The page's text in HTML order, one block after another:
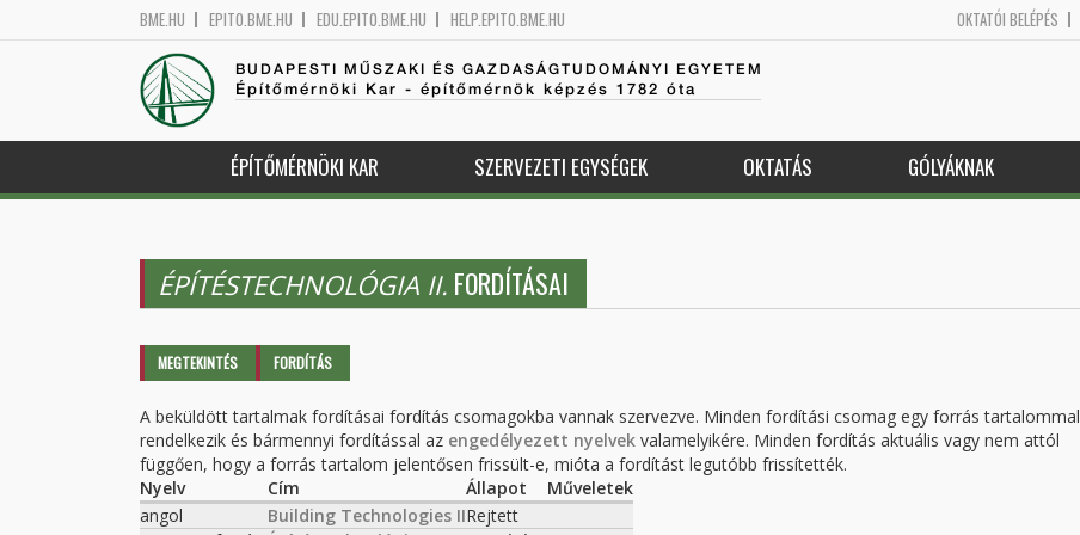
BME.HU EPITO.BME.HU EDU.EPITO.BME.HU HELP.EPITO.BME.HU OKTATÓI BELÉPÉS
BUDAPESTI MŰSZAKI ÉS GAZDASÁGTUDOMÁNYI EGYETEM
Építőmérnöki Kar - építőmérnök képzés 1782 óta
ÉPÍTŐMÉRNÖKI KAR SZERVEZETI EGYSÉGEK OKTATÁS GÓLYÁKNAK
ÉPÍTÉSTECHNOLÓGIA II. FORDÍTÁSAI
Elsődleges fülek
MEGTEKINTÉS FORDÍTÁS
A beküldött tartalmak fordításai fordítás csomagokba vannak szervezve. Minden fordítási csomag egy forrás tartalommal
rendelkezik és bármennyi fordítással az engedélyezett nyelvek valamelyikére. Minden fordítás aktuális vagy nem attól
függően, hogy a forrás tartalom jelentősen frissült-e, mióta a fordítást legutóbb frissítették.
Nyelv
Cím Állapot
Műveletek
angol
Building Technologies IIRejtett